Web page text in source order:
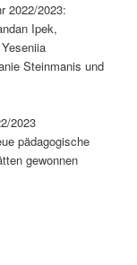
2022/2023:
Ipek,
Steinmanis und
2023
pädagogische
gewonnen